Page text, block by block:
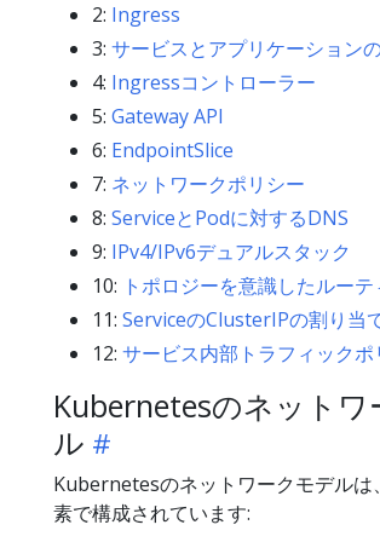
2: Ingress
3: サービスとアプリケーション
4: Ingressコントローラー
5: Gateway API
6: EndpointSlice
7: ネットワークポリシー
8: ServiceとPodに対するDNS
9: IPv4/IPv6デュアルスタック
10: トポロジーを意識したルー
11: ServiceのClusterIPの割り当
12: サービス内部トラフィックポ
Kubernetesのネットワ
ル
Kubernetesのネットワークモデルは
素で構成されています: